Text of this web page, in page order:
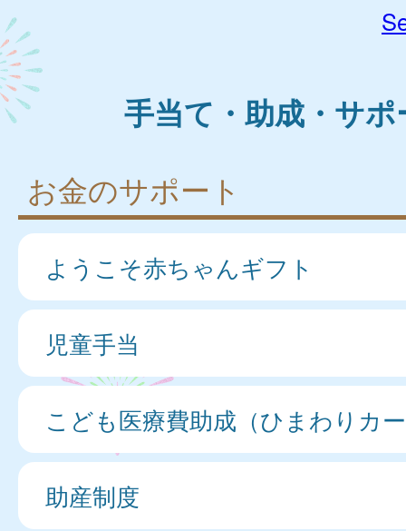
手当て・助成・サポ
お金のサポート
ようこそ赤ちゃんギフト
児童手当
こども医療費助成（ひまわりカ
助産制度